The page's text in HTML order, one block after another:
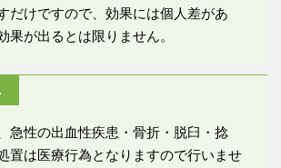
だけですので、効果には個人差があ
果が出るとは限りません。
急性の出血性疾患・骨折・脱臼・捻
置は医療行為となりますので行いませ